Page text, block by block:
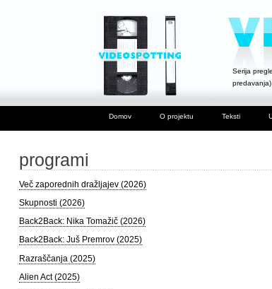
Serija
Domov O projektu Teksti
programi
Več zaporednih dražljajev (2026)
Skupnosti (2026)
Back2Back: Nika Tomažič (2026)
Back2Back: Juš Premrov (2025)
Razraščanja (2025)
Alien Act (2025)